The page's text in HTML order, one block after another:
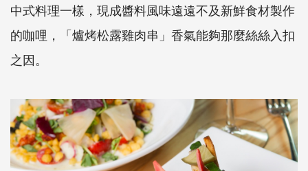
中式料理一樣，現成醬料風味遠遠不及新鮮食材製作
的咖哩，「爐烤松露雞肉串」香氣能夠那麼絲絲入扣
之因。